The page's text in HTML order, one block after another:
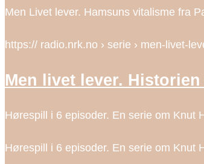
Men Livet lever. Hamsuns vitalisme fra
https:// radio.nrk.no › serie › men-livet-
Men livet lever.
Hørespill i 6 episoder. En serie om Knut
Hørespill i 6 episoder. En serie om Knut